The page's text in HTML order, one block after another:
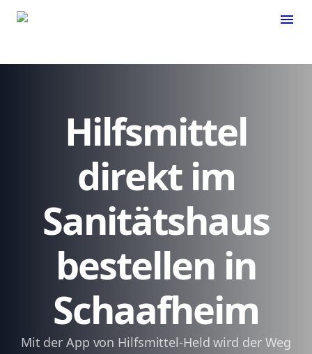
menu
Hilfsmittel
direkt im
Sanitätshaus
bestellen in
Schaafheim
Mit der App von Hilfsmittel-Held wird der Weg